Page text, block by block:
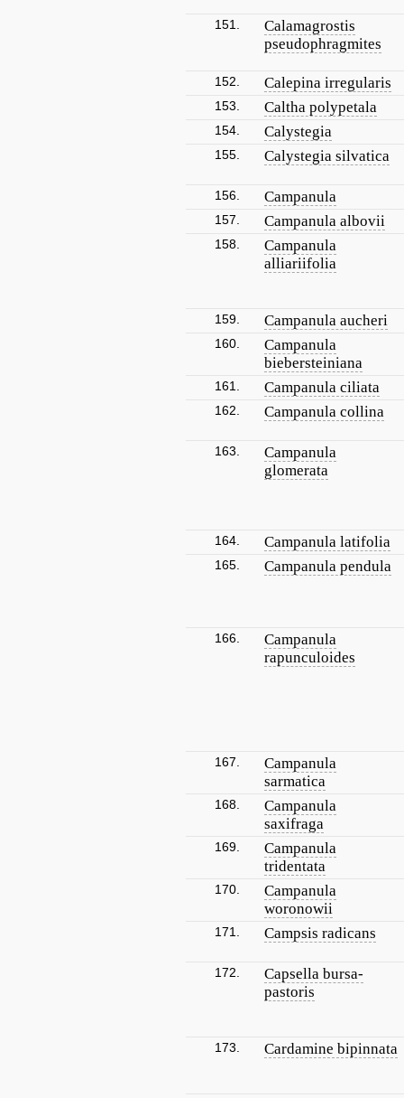
151.
Calamagrostis
pseudophragmites
152. Calepina irregularis
153. Caltha polypetala
154. Calystegia
155. Calystegia silvatica
156. Campanula
157. Campanula albovii
158.
Campanula
alliariifolia
159. Campanula aucheri
160.
Campanula
biebersteiniana
161. Campanula ciliata
162. Campanula collina
163.
Campanula
glomerata
164. Campanula latifolia
165. Campanula pendula
166.
Campanula
rapunculoides
167.
Campanula
sarmatica
168.
Campanula
saxifraga
169.
Campanula
tridentata
170.
Campanula
woronowii
171. Campsis radicans
172.
Capsella bursa-
pastoris
173. Cardamine bipinnata